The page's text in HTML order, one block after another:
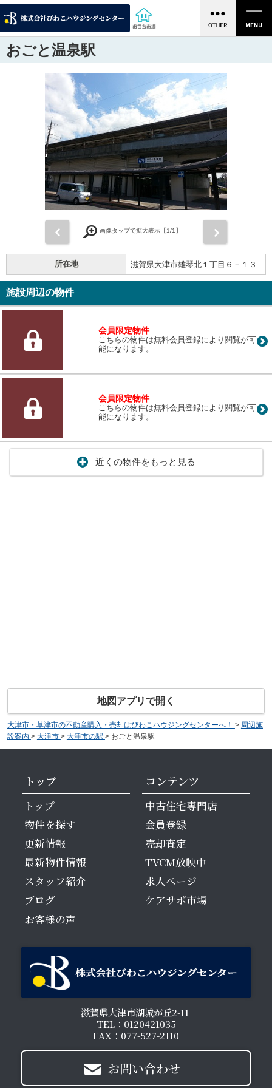
おごと温泉駅
画像タップで拡大表示【1/1】
所在地 滋賀県大津市雄琴北１丁目６－１３
施設周辺の物件
会員限定物件
こちらの物件は無料会員登録により閲覧が可
能になります。
会員限定物件
こちらの物件は無料会員登録により閲覧が可
能になります。
近くの物件をもっと見る
地図アプリで開く
大津市・草津市の不動産購入・売却はびわこハウジングセンターへ！ > 周辺施
設案内 > 大津市 > 大津市の駅 > おごと温泉駅
トップ
トップ
物件を探す
更新情報
最新物件情報
スタッフ紹介
ブログ
お客様の声
コンテンツ
中古住宅専門店
会員登録
売却査定
TVCM放映中
求人ページ
ケアサポ市場
滋賀県大津市湖城が丘2-11
TEL：0120421035
FAX：077-527-2110
お問い合わせ